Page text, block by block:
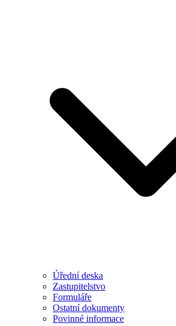
Úřední deska
Zastupitelstvo
Formuláře
Ostatní dokumenty
Povinné informace